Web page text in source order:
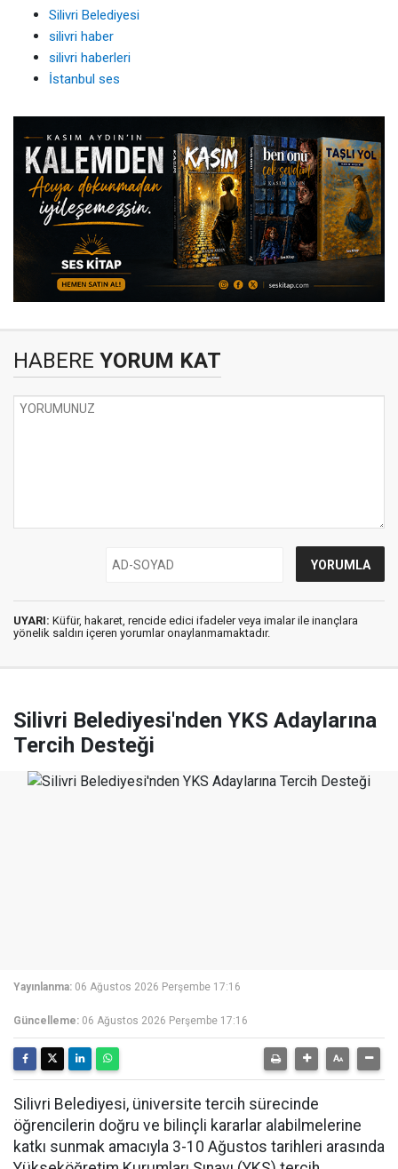
Silivri Belediyesi
silivri haber
silivri haberleri
İstanbul ses
HABERE YORUM KAT
UYARI: Küfür, hakaret, rencide edici ifadeler veya imalar ile inançlara
yönelik saldırı içeren yorumlar onaylanmamaktadır.
Silivri Belediyesi'nden YKS Adaylarına
Tercih Desteği
Yayınlanma: 06 Ağustos 2026 Perşembe 17:16
Güncelleme: 06 Ağustos 2026 Perşembe 17:16
Silivri Belediyesi, üniversite tercih sürecinde
öğrencilerin doğru ve bilinçli kararlar alabilmelerine
katkı sunmak amacıyla 3-10 Ağustos tarihleri arasında